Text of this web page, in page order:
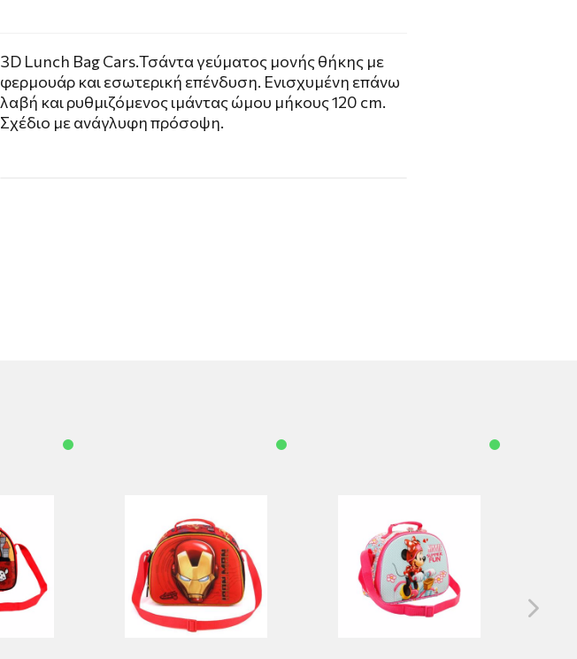
3D Lunch Bag Cars.Τσάντα γεύματος μονής θήκης με
φερμουάρ και εσωτερική επένδυση. Ενισχυμένη επάνω
λαβή και ρυθμιζόμενος ιμάντας ώμου μήκους 120 cm.
Σχέδιο με ανάγλυφη πρόσοψη.